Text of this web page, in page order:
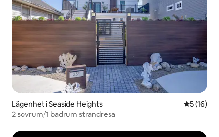
Lägenhet i Seaside Heights 5 av 5 i
5 (16)
2 sovrum/1 badrum strandresa